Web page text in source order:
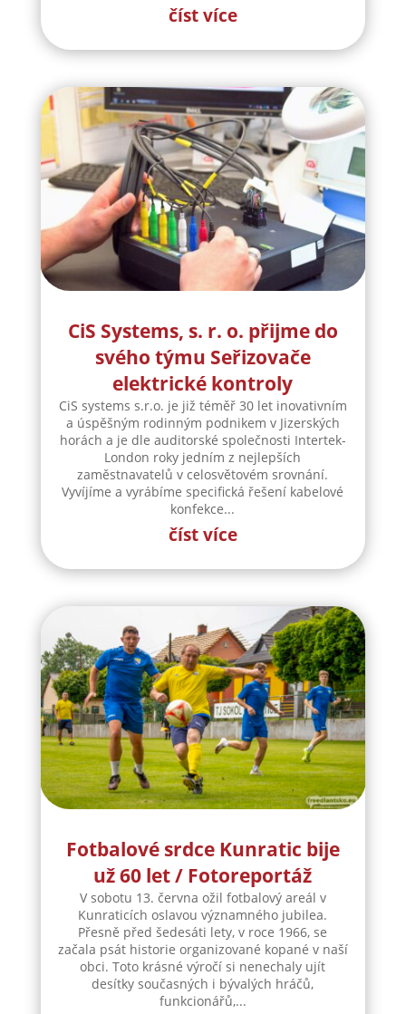
číst více
CiS Systems, s. r. o. přijme do
svého týmu Seřizovače
elektrické kontroly
CiS systems s.r.o. je již téměř 30 let inovativním
a úspěšným rodinným podnikem v Jizerských
horách a je dle auditorské společnosti Intertek-
London roky jedním z nejlepších
zaměstnavatelů v celosvětovém srovnání.
Vyvíjíme a vyrábíme specifická řešení kabelové
konfekce...
číst více
Fotbalové srdce Kunratic bije
už 60 let / Fotoreportáž
V sobotu 13. června ožil fotbalový areál v
Kunraticích oslavou významného jubilea.
Přesně před šedesáti lety, v roce 1966, se
začala psát historie organizované kopané v naší
obci. Toto krásné výročí si nenechaly ujít
desítky současných i bývalých hráčů,
funkcionářů,...